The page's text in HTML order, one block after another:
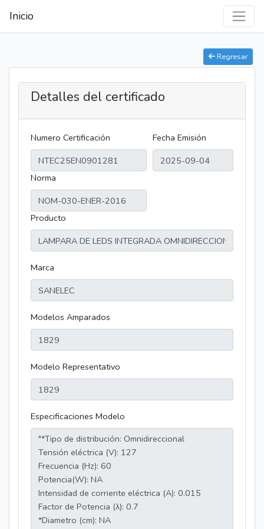
Inicio
Regresar
Detalles del certificado
Numero Certificación Fecha Emisión
Norma
Producto
Marca
Modelos Amparados
Modelo Representativo
Especificaciones Modelo